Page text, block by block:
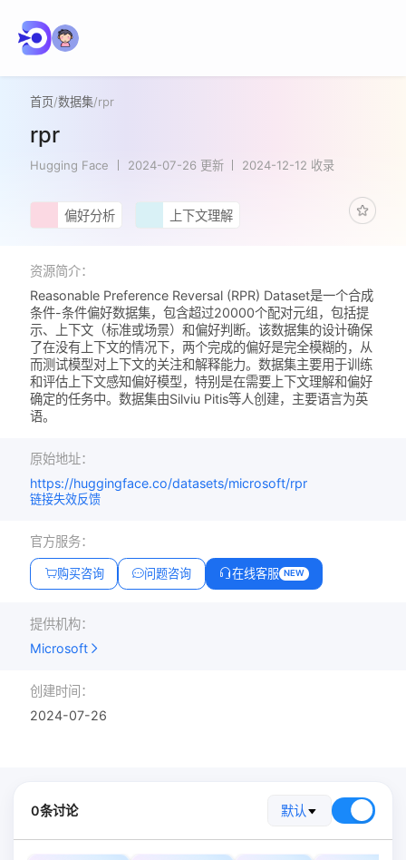
首页/数据集/rpr
rpr
Hugging Face 2024-07-26 更新 2024-12-12 收录
偏好分析 上下文理解
资源简介：
Reasonable Preference Reversal (RPR) Dataset是一个合成
条件-条件偏好数据集，包含超过20000个配对元组，包括提
示、上下文（标准或场景）和偏好判断。该数据集的设计确保
了在没有上下文的情况下，两个完成的偏好是完全模糊的，从
而测试模型对上下文的关注和解释能力。数据集主要用于训练
和评估上下文感知偏好模型，特别是在需要上下文理解和偏好
确定的任务中。数据集由Silviu Pitis等人创建，主要语言为英
语。
原始地址：
https://huggingface.co/datasets/microsoft/rpr
链接失效反馈
官方服务：
购买咨询 问题咨询 在线客服 NEW
提供机构：
Microsoft
创建时间：
2024-07-26
0条讨论 默认